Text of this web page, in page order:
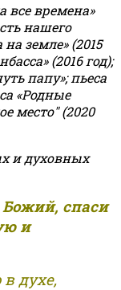
все времена»
нашего
земле» (2015
(2016 год);
папу»; пьеса
«Родные
место" (2020
и духовных
Божий, спаси
и
духе,